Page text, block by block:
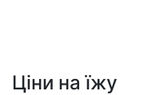
Ціни на їжу